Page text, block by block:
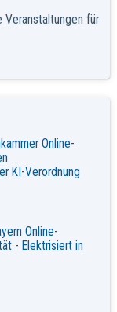
Veranstaltungen für
Online-
KI-Verordnung
Online-
- Elektrisiert in